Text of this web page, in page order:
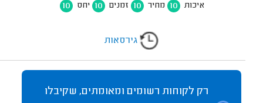
איכות 10 מחיר 10 זמנים 10 יחס 10
גירסאות
רק לקוחות רשומים ומאומתים, שקיבלו